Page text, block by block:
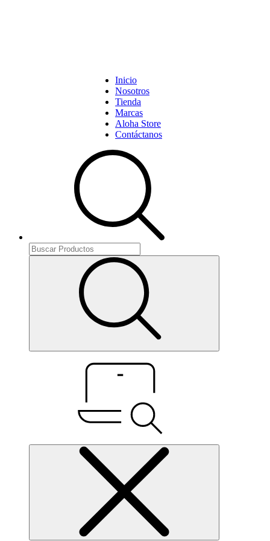
Inicio
Nosotros
Tienda
Marcas
Aloha Store
Contáctanos